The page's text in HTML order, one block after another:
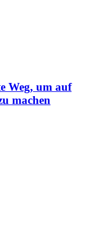
Weg, um auf
machen​